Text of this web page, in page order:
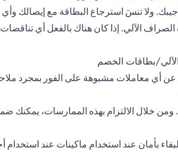
ولا تنسَ استرجاع البطاقة مع إيصالك وأي
الآلي. إذا كان هناك بالفعل أي تناقضات
بطاقات الخصم
عن أي معاملات مشبوهة على الفور بمجرد
ومن خلال الالتزام بهذه الممارسات، يمكنك
بأمان عند استخدام ماكينات عند استخدام